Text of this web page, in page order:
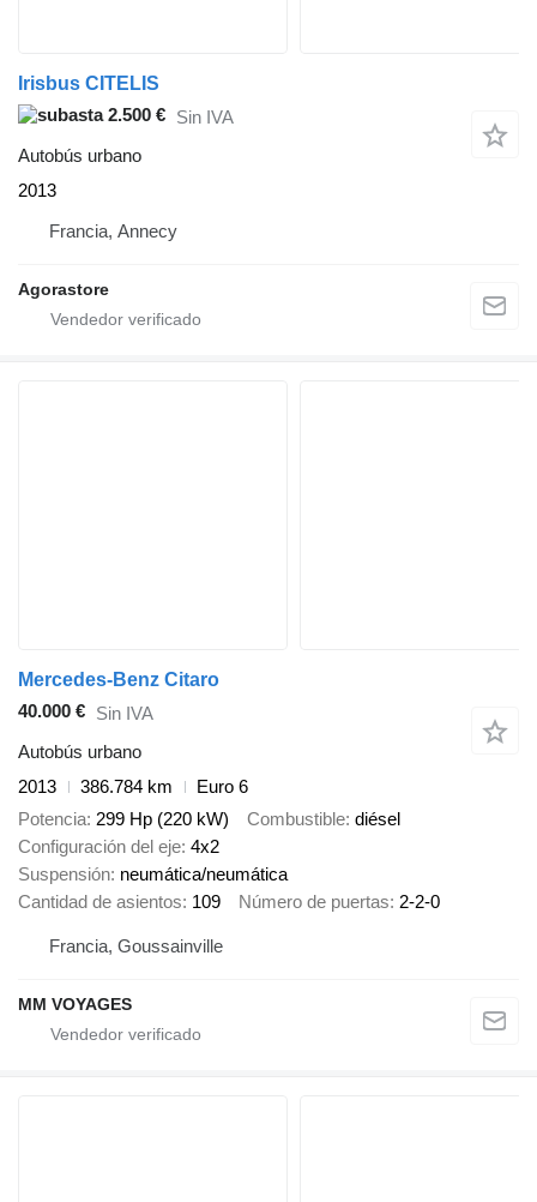
Irisbus CITELIS
2.500 € Sin IVA
Autobús urbano
2013
Francia, Annecy
Agorastore
Mercedes-Benz Citaro
40.000 € Sin IVA
Autobús urbano
2013
386.784 km
Euro 6
Potencia 299 Hp (220 kW) Combustible diésel
Configuración del eje 4x2
Suspensión neumática/neumática
Cantidad de asientos 109 Número de puertas 2-2-0
Francia, Goussainville
MM VOYAGES